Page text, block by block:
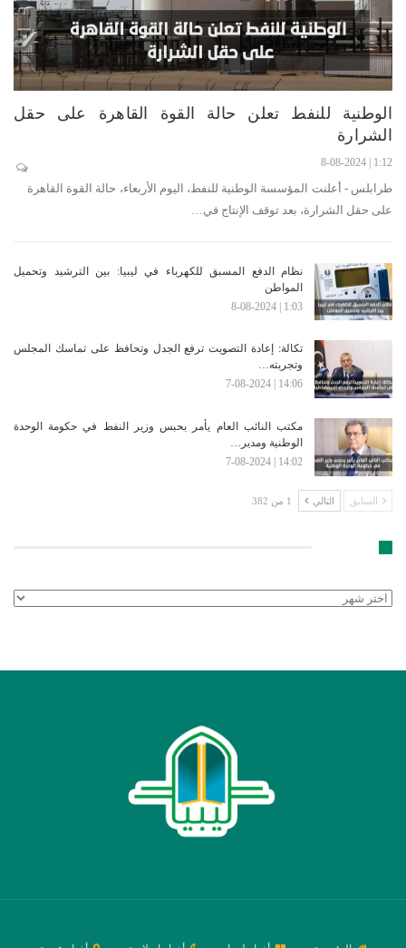
الوطنية للنفط تعلن حالة القوة القاهرة على حقل
الشرارة
1:12 | 8-08-2024
طرابلس - أعلنت المؤسسة الوطنية للنفط، اليوم الأربعاء، حالة القوة القاهرة
على حقل الشرارة، بعد توقف الإنتاج في…
نظام الدفع المسبق للكهرباء في ليبيا: بين الترشيد وتحميل
المواطن
1:03 | 8-08-2024
تكالة: إعادة التصويت ترفع الجدل وتحافظ على تماسك المجلس
وتجربته…
14:06 | 7-08-2024
مكتب النائب العام يأمر بحبس وزير النفط في حكومة الوحدة
الوطنية ومدير…
14:02 | 7-08-2024
السابق التالي 1 من 382
الأرشيف